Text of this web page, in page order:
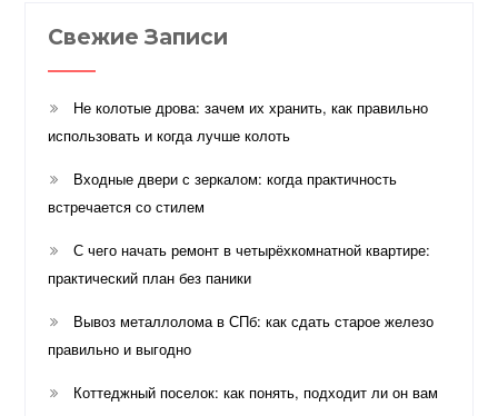
Свежие Записи
Не колотые дрова: зачем их хранить, как правильно
использовать и когда лучше колоть
Входные двери с зеркалом: когда практичность
встречается со стилем
С чего начать ремонт в четырёхкомнатной квартире:
практический план без паники
Вывоз металлолома в СПб: как сдать старое железо
правильно и выгодно
Коттеджный поселок: как понять, подходит ли он вам